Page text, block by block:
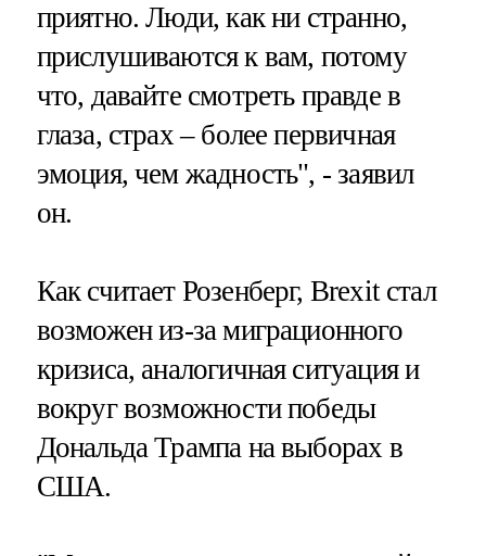
приятно. Люди, как ни странно,
прислушиваются к вам, потому
что, давайте смотреть правде в
глаза, страх – более первичная
эмоция, чем жадность", - заявил
он.
Как считает Розенберг, Brexit стал
возможен из-за миграционного
кризиса, аналогичная ситуация и
вокруг возможности победы
Дональда Трампа на выборах в
США.